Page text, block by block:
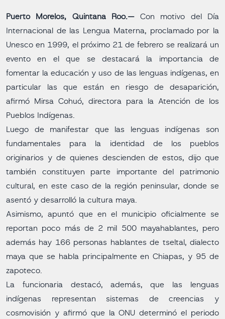
Puerto Morelos, Quintana Roo.—Con motivo del Día
Internacional de las Lengua Materna, proclamado por la
Unesco en 1999, el próximo 21 de febrero se realizará un
evento en el que se destacará la importancia de
fomentar la educación y uso de las lenguas indígenas, en
particular las que están en riesgo de desaparición,
afirmó Mirsa Cohuó, directora para la Atención de los
Pueblos Indígenas.
Luego de manifestar que las lenguas indígenas son
fundamentales para la identidad de los pueblos
originarios y de quienes descienden de estos, dijo que
también constituyen parte importante del patrimonio
cultural, en este caso de la región peninsular, donde se
asentó y desarrolló la cultura maya.
Asimismo, apuntó que en el municipio oficialmente se
reportan poco más de 2 mil 500 mayahablantes, pero
además hay 166 personas hablantes de tseltal, dialecto
maya que se habla principalmente en Chiapas, y 95 de
zapoteco.
La funcionaria destacó, además, que las lenguas
indígenas representan sistemas de creencias y
cosmovisión y afirmó que la ONU determinó el periodo